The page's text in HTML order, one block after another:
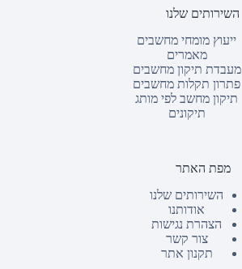
השירותים שלנו
ייעוץ מומחי מחשבים
מאמרים
מעבדת תיקון מחשבים
פתרון תקלות מחשבים
תיקון מחשב לפי מותג
תיקונים
מפת האתר
השירותים שלנו
אודותנו
הצהרת נגישות
צור קשר
תקנון אתר